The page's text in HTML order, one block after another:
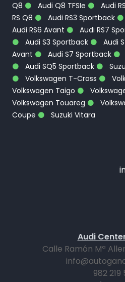
Q8
Audi Q8 TFSIe Audi
RS Q8
Audi RS3 Sportback
Audi RS6 Avant
Audi RS7
Audi S3 Sportback
Audi
Avant
Audi S7 Sportback
Audi SQ5 Sportback
Volkswagen T-Cross
Volkswagen Taigo
Volkswagen Touareg
Coupe
Suzuki Vitara
Audi
Calle Ramón Mª
982 219